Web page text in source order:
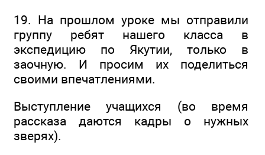
19. На прошлом уроке мы отправили
группу ребят нашего класса в
экспедицию по Якутии, только в
заочную. И просим их поделиться
своими впечатлениями.
Выступление учащихся (во время
рассказа даются кадры о нужных
зверях).